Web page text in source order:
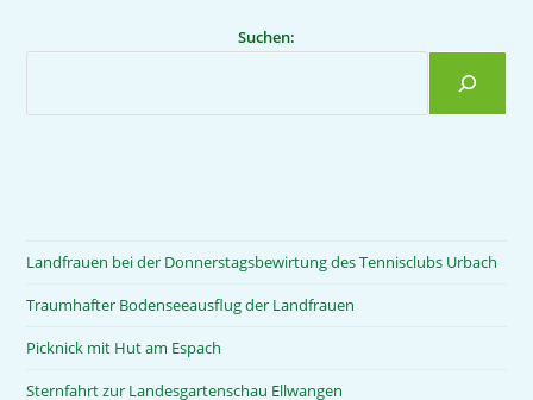
Suchen:
Landfrauen bei der Donnerstagsbewirtung des Tennisclubs Urbach
Traumhafter Bodenseeausflug der Landfrauen
Picknick mit Hut am Espach
Sternfahrt zur Landesgartenschau Ellwangen